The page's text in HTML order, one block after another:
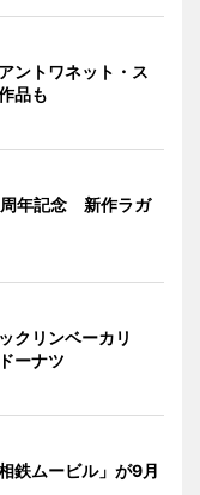
ントワネット・ス
品も
周年記念 新作ラガ
クリンベーカリ
ーナツ
鉄ムービル」が9月